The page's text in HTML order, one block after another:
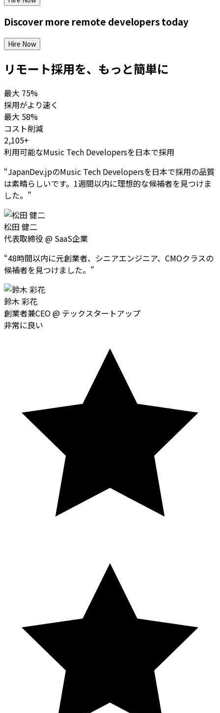
Discover more remote developerstoday
Hire Now
リモート採用を、もっと簡単に
最大 75%
採用がより速く
最大 58%
コスト削減
2,105+
利用可能なMusic Tech Developersを日本で採用
“JapanDev.jpのMusic Tech Developersを日本で採用の品質
は素晴らしいです。1週間以内に理想的な候補者を見つけま
した。 ”
松田 健二
代表取締役 @ SaaS企業
“48時間以内に元創業者、シニアエンジニア、CMOクラスの
候補者を見つけました。 ”
鈴木 彩花
創業者兼CEO@ テックスタートアップ
非常に良い